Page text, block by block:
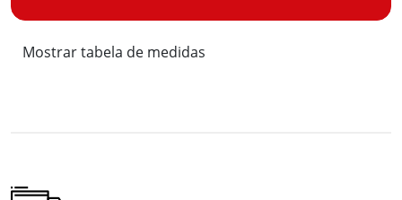
Mostrar tabela de medidas